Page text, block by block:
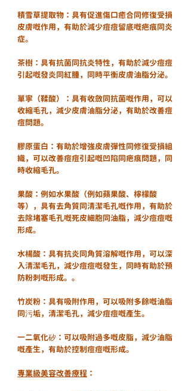
積雪草提取物：具有促進傷口癒合同修復受損
皮膚嘅作用，有助於減少痘痘留底嘅疤痕同炎
症。
茶樹：具有抗菌同抗炎特性，有助於減少痘痘
引起嘅發炎同紅腫，同時平衡皮膚油脂分泌。
單寧（鞣酸）：具有收斂同抗菌嘅作用，可以
收縮毛孔，減少皮膚油脂分泌，有助於改善痘
痘問題。
膠原蛋白：有助於增強皮膚彈性同修復受損組
織，可以改善痘痘引起嘅凹陷同疤痕問題，同
時收縮毛孔。
果酸：例如水果酸（例如蘋果酸、檸檬酸
等），具有去角質同清潔毛孔嘅作用，有助於
去除堵塞毛孔嘅死皮細胞同油脂，減少痘痘嘅
形成。
水楊酸：具有抗炎同角質溶解嘅作用，可以深
入清潔毛孔，減少痘痘嘅發生，同時有助於預
防粉刺嘅形成。。
竹炭粉：具有吸附作用，可以吸附多餘嘅油脂
同污垢，清潔毛孔，減少痘痘嘅產生。
一二氧化矽：可以吸附過多嘅皮脂，減少油脂
嘅產生，有助於控制痘痘嘅形成。
專業級美容改善療程 ：